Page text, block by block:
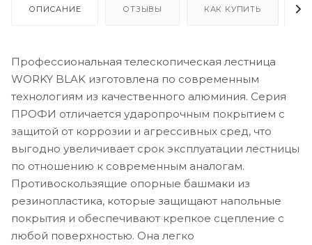
ОПИСАНИЕ ОТЗЫВЫ КАК КУПИТЬ
Профессиональная телескопическая лестница
WORKY BLAK изготовлена по современным
технологиям из качественного алюминия. Серия
ПРОФИ отличается ударопрочным покрытием с
защитой от коррозии и агрессивных сред, что
выгодно увеличивает срок эксплуатации лестницы
по отношению к современным аналогам.
Противоскользящие опорные башмаки из
резинопластика, которые защищают напольные
покрытия и обеспечивают крепкое сцепление с
любой поверхностью. Она легко